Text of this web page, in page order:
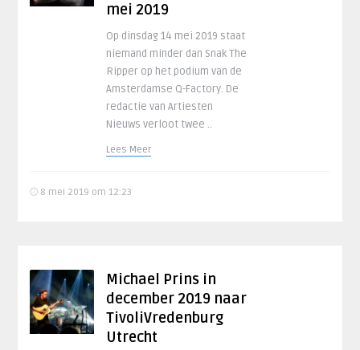
mei 2019
Op dinsdag 14 mei 2019 staat
niemand minder dan Snak The
Ripper op het podium van de
Amsterdamse Q-Factory. De
redactie van Artiesten
Nieuws verloot twee ..
Lees Meer
8 mei 2019 om 12:23
Michael Prins in
december 2019 naar
TivoliVredenburg
Utrecht